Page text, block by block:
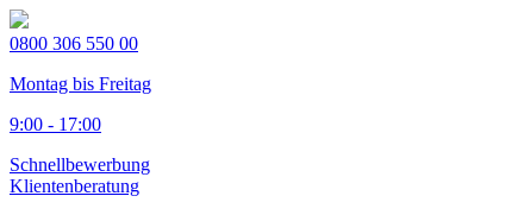
0800 306 550 00
Montag bis Freitag
9:00 - 17:00
Schnellbewerbung
Klientenberatung